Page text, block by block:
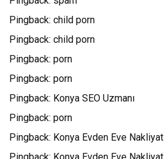
Pingback: child porn
Pingback: child porn
Pingback: porn
Pingback: porn
Pingback: Konya SEO Uzmanı
Pingback: porn
Pingback: Konya Evden Eve Nakliyat
Pingback: Konya Evden Eve Nakliyat